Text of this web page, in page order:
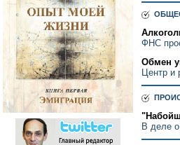
ФНС
Обмен
Центр и
В деле